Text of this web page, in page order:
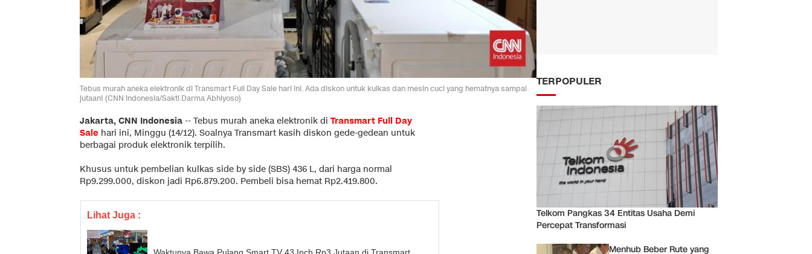
Tebus murah aneka elektronik di Transmart Full Day Sale hari ini. Ada diskon untuk kulkas dan mesin cuci yang hematnya sampai
jutaan! (CNN Indonesia/Sakti Darma Abhiyoso)
Jakarta, CNN Indonesia -- Tebus murah aneka elektronik di Transmart Full Day
Sale hari ini, Minggu (14/12). Soalnya Transmart kasih diskon gede-gedean untuk
berbagai produk elektronik terpilih.
Khusus untuk pembelian kulkas side by side (SBS) 436 L, dari harga normal
Rp9.299.000, diskon jadi Rp6.879.200. Pembeli bisa hemat Rp2.419.800.
Lihat Juga :
TERPOPULER
Telkom Pangkas 34 Entitas Usaha Demi
Percepat Transformasi
Menhub Beber Rute yang